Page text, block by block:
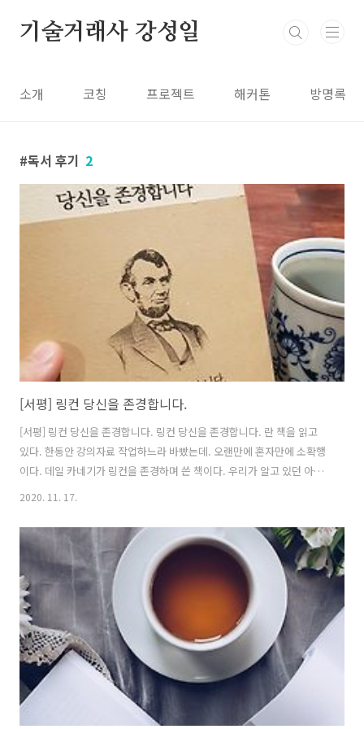
기술거래사 강성일
소개 코칭 프로젝트 해커톤 방명록
독서 후기 2
[서평] 링컨 당신을 존경합니다.
[서평] 링컨 당신을 존경합니다. 링컨 당신을 존경합니다. 란 책을 읽고
있다. 한동안 강의자료 작업하느라 바빴는데. 오랜만에 혼자만에 소확행
이다. 데일 카네기가 링컨을 존경하며 쓴 책이다. 우리가 알고 있던 아브
라햄 링컨의 훌륭한 업적을 담은 일반적인 내용과는 달리 이 책에서는 그
듭되는 실패, 곤궁, 25세 때 일리노이 주의원 당선, 독학으로 1837년 법
률시험에 합격해 변호사가 되며, 앤 루트리지와의 열애, 그리고 메리 토
드와의 비극적인 결혼 등 링컨의 가장 인간적인 모습들을 이야기하고 있
다. 또한, 링컨하면 빠질 수 없는 그의 주옥 같은 아름답고도 설득력 있는
명 연설들을 보는 재미가 있는 책이다. 이 책을 읽으면서 내가 느낀점은
잘..
2020. 11. 17.